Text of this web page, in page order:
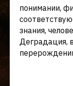
понимании,
знания,
Деградация,